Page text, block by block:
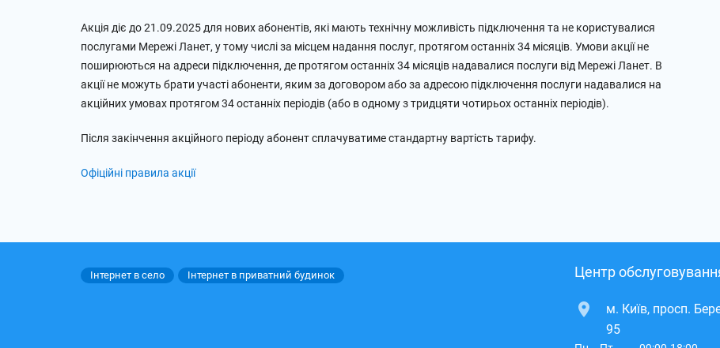
Акція діє до 21.09.2025 для нових абонентів, які мають технічну можливість підключення та не користувалися
послугами Мережі Ланет, у тому числі за місцем надання послуг, протягом останніх 34 місяців. Умови акції не
поширюються на адреси підключення, де протягом останніх 34 місяців надавалися послуги від Мережі Ланет. В
акції не можуть брати участі абоненти, яким за договором або за адресою підключення послуги надавалися на
акційних умовах протягом 34 останніх періодів (або в одному з тридцяти чотирьох останніх періодів).
Після закінчення акційного періоду абонент сплачуватиме стандартну вартість тарифу.
Офіційні правила акції
Центр
м. Київ, просп.
95
Інтернет в село Інтернет в приватний будинок